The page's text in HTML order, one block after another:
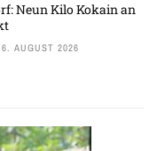
Neun Kilo Kokain an
6. AUGUST 2026